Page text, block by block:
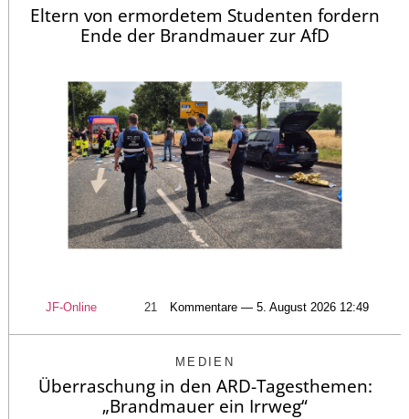
Eltern von ermordetem Studenten fordern
Ende der Brandmauer zur AfD
JF-Online 21 Kommentare — 5. August 2026 12:49
MEDIEN
Überraschung in den ARD-Tagesthemen:
„Brandmauer ein Irrweg“